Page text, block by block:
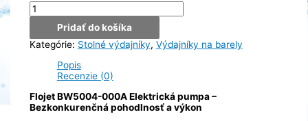
množstvo
Flojet
BW5004-
000A
Pridať do košíka
Kategórie: Stolné výdajníky, Výdajníky na barely
Popis
Recenzie (0)
Flojet BW5004-000A Elektrická pumpa –
Bezkonkurenčná pohodlnosť a výkon